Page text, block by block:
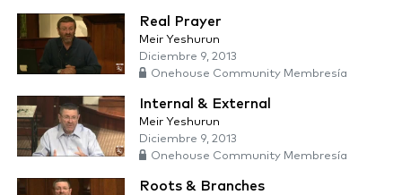
Real Prayer
Meir Yeshurun
Diciembre 9, 2013
Onehouse Community Membresía
Internal & External
Meir Yeshurun
Diciembre 9, 2013
Onehouse Community Membresía
Roots & Branches